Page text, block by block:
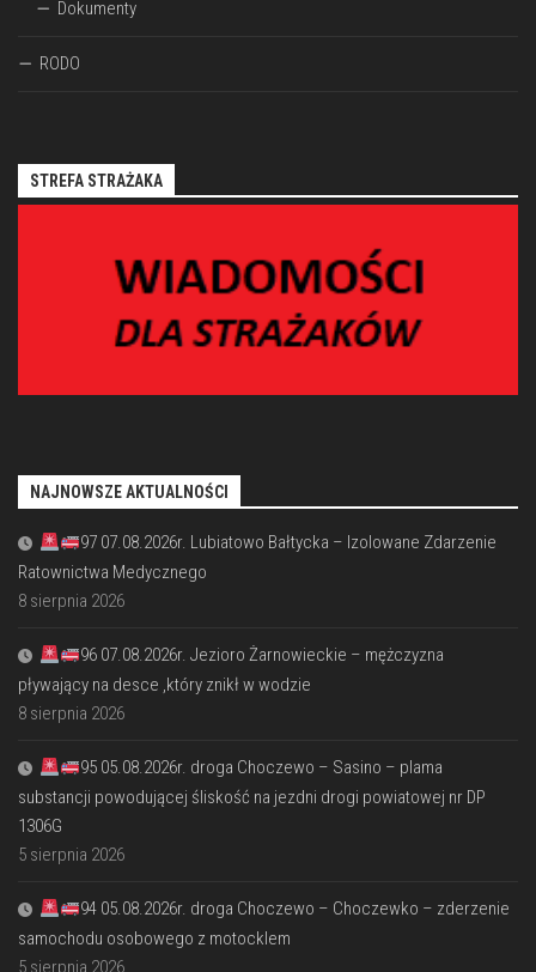
Dokumenty
RODO
STREFA STRAŻAKA
NAJNOWSZE AKTUALNOŚCI
97 07.08.2026r. Lubiatowo Bałtycka – Izolowane Zdarzenie
Ratownictwa Medycznego
8 sierpnia 2026
96 07.08.2026r. Jezioro Żarnowieckie – mężczyzna
pływający na desce ,który znikł w wodzie
8 sierpnia 2026
95 05.08.2026r. droga Choczewo – Sasino – plama
substancji powodującej śliskość na jezdni drogi powiatowej nr DP
1306G
5 sierpnia 2026
94 05.08.2026r. droga Choczewo – Choczewko – zderzenie
samochodu osobowego z motocklem
5 sierpnia 2026